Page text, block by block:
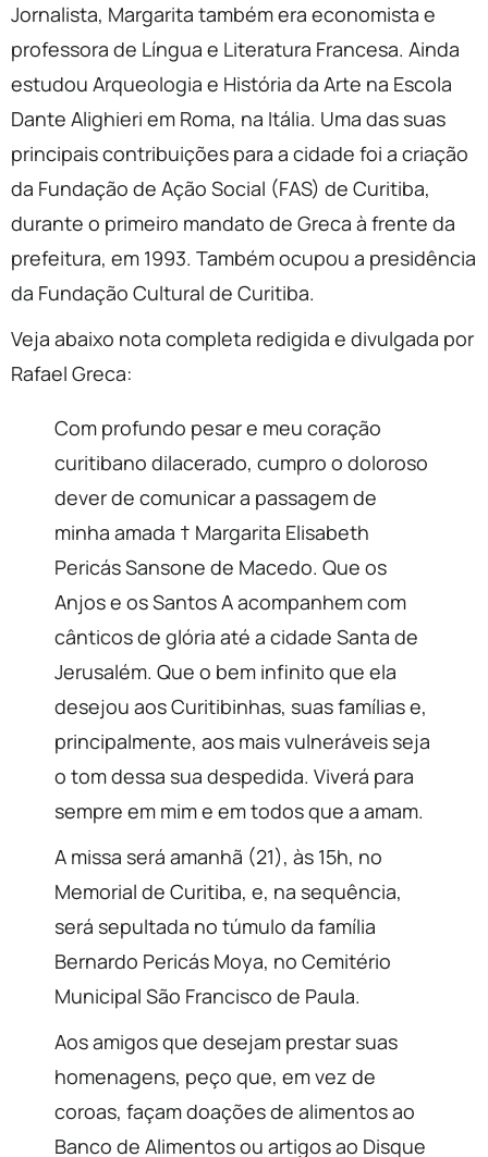
Jornalista, Margarita também era economista e
professora de Língua e Literatura Francesa. Ainda
estudou Arqueologia e História da Arte na Escola
Dante Alighieri em Roma, na Itália. Uma das suas
principais contribuições para a cidade foi a criação
da Fundação de Ação Social (FAS) de Curitiba,
durante o primeiro mandato de Greca à frente da
prefeitura, em 1993. Também ocupou a presidência
da Fundação Cultural de Curitiba.
Veja abaixo nota completa redigida e divulgada por
Rafael Greca:
Com profundo pesar e meu coração
curitibano dilacerado, cumpro o doloroso
dever de comunicar a passagem de
minha amada † Margarita Elisabeth
Pericás Sansone de Macedo. Que os
Anjos e os Santos A acompanhem com
cânticos de glória até a cidade Santa de
Jerusalém. Que o bem infinito que ela
desejou aos Curitibinhas, suas famílias e,
principalmente, aos mais vulneráveis seja
o tom dessa sua despedida. Viverá para
sempre em mim e em todos que a amam.
A missa será amanhã (21), às 15h, no
Memorial de Curitiba, e, na sequência,
será sepultada no túmulo da família
Bernardo Pericás Moya, no Cemitério
Municipal São Francisco de Paula.
Aos amigos que desejam prestar suas
homenagens, peço que, em vez de
coroas, façam doações de alimentos ao
Banco de Alimentos ou artigos ao Disque